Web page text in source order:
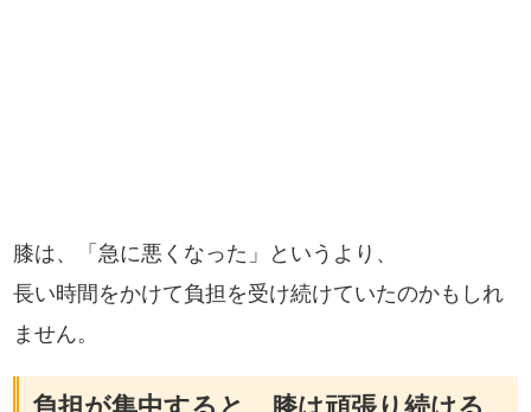
膝は、「急に悪くなった」というより、
長い時間をかけて負担を受け続けていたのかもしれ
ません。